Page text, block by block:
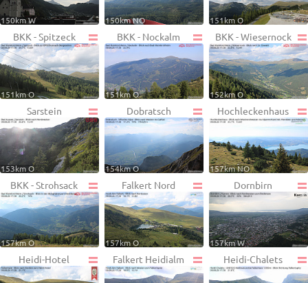
150km W 150km NO 151km O
BKK - Spitzeck
151km O
BKK - Nockalm
151km O
BKK - Wiesernock
152km O
Sarstein
153km O
Dobratsch
154km O
Hochleckenhaus
157km NO
BKK - Strohsack
157km O
Falkert Nord
157km O
Dornbirn
157km W
Heidi-Hotel Falkert Heidialm Heidi-Chalets